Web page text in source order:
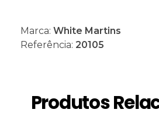
Marca: White Martins
Referência: 20105
Produtos